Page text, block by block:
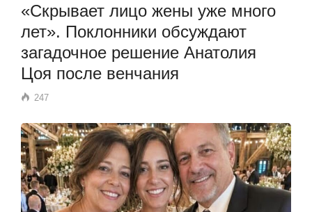
«Скрывает лицо жены уже много
лет». Поклонники обсуждают
загадочное решение Анатолия
Цоя после венчания
247